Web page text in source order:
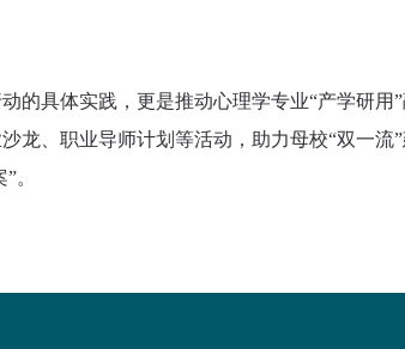
的具体实践，更是推动心理学专业“产学研用
龙、职业导师计划等活动，助力母校“双一流”
。